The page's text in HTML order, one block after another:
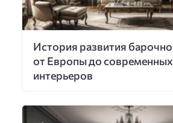
История развития
от Европы до современных
интерьеров